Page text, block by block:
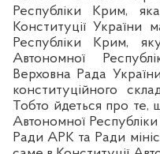
Республіки Крим,
Конституції України
Республіки Крим,
Автономної
Верховна Рада
конституційного
Тобто йдеться про те,
Автономної Республіки
Ради АРК та Ради